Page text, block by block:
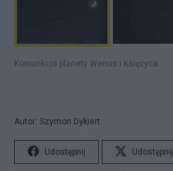
Koniunkcja planety Wenus i Księżyca
Autor: Szymon Dykiert
Udostępnij Udostępnij